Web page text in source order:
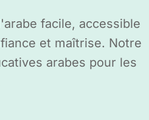
facile, accessible
et maîtrise. Notre
arabes pour les